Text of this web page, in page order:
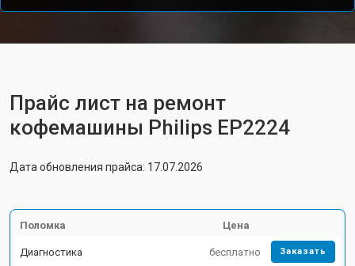
Прайс лист на ремонт
кофемашины Philips EP2224
Дата обновления прайса: 17.07.2026
Поломка Цена
Диагностика бесплатно Заказать